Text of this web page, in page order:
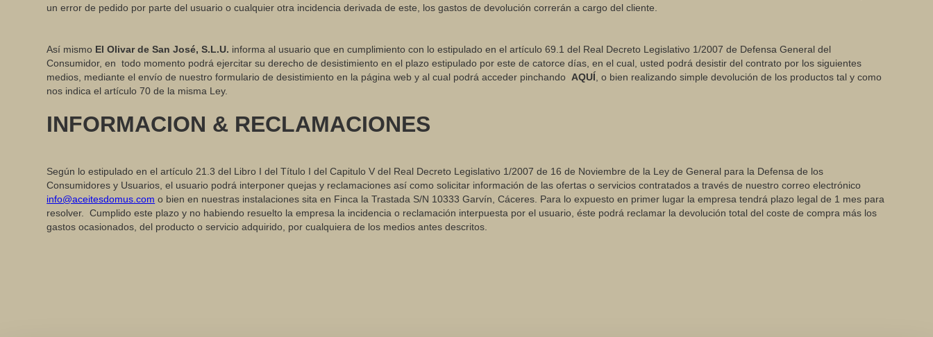
un error de pedido por parte del usuario o cualquier otra incidencia derivada de este, los gastos de devolución correrán a cargo del cliente.
Así mismo El Olivar de San José, S.L.U. informa al usuario que en cumplimiento con lo estipulado en el artículo 69.1 del Real Decreto Legislativo 1/2007 de Defensa General del
Consumidor, en todo momento podrá ejercitar su derecho de desistimiento en el plazo estipulado por este de catorce días, en el cual, usted podrá desistir del contrato por los siguientes
medios, mediante el envío de nuestro formulario de desistimiento en la página web y al cual podrá acceder pinchando AQUÍ , o bien realizando simple devolución de los productos tal y como
nos indica el artículo 70 de la misma Ley.
INFORMACION & RECLAMACIONES
Según lo estipulado en el artículo 21.3 del Libro I del Título I del Capitulo V del Real Decreto Legislativo 1/2007 de 16 de Noviembre de la Ley de General para la Defensa de los
Consumidores y Usuarios, el usuario podrá interponer quejas y reclamaciones así como solicitar información de las ofertas o servicios contratados a través de nuestro correo electrónico
info@aceitesdomus.com o bien en nuestras instalaciones sita en Finca la Trastada S/N 10333 Garvín, Cáceres. Para lo expuesto en primer lugar la empresa tendrá plazo legal de 1 mes para
resolver. Cumplido este plazo y no habiendo resuelto la empresa la incidencia o reclamación interpuesta por el usuario, éste podrá reclamar la devolución total del coste de compra más los
gastos ocasionados, del producto o servicio adquirido, por cualquiera de los medios antes descritos.